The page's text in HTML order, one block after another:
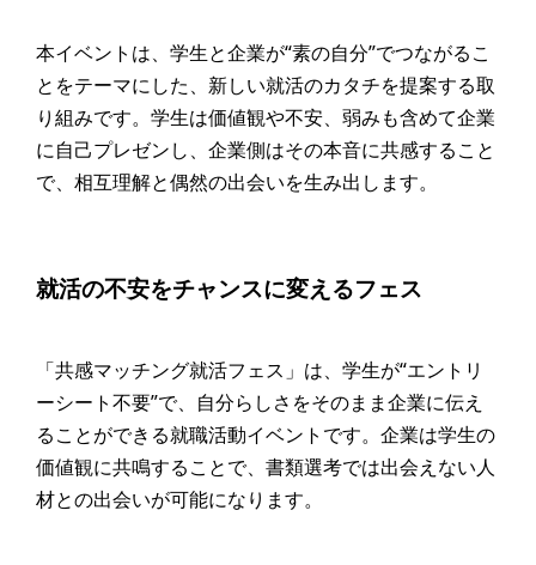
本イベントは、学生と企業が“素の自分”でつながるこ
とをテーマにした、新しい就活のカタチを提案する取
り組みです。学生は価値観や不安、弱みも含めて企業
に自己プレゼンし、企業側はその本音に共感すること
で、相互理解と偶然の出会いを生み出します。
就活の不安をチャンスに変えるフェス
「共感マッチング就活フェス」は、学生が“エントリ
ーシート不要”で、自分らしさをそのまま企業に伝え
ることができる就職活動イベントです。企業は学生の
価値観に共鳴することで、書類選考では出会えない人
材との出会いが可能になります。